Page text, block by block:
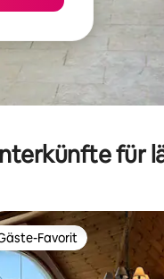
für
Favorit
Favorit